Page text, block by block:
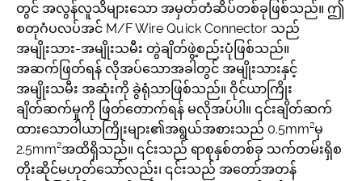
တွင် အလွန်လူသိများသော အမှတ်တံဆိပ်တစ်ခုဖြစ်သည်။ ဤ
စတုဂံပလပ်အင် M/F Wire Quick Connector သည်
အမျိုးသား-အမျိုးသမီး တွဲချိတ်ဖွဲ့စည်းပုံဖြစ်သည်။
အဆက်ဖြတ်ရန် လိုအပ်သောအခါတွင် အမျိုးသားနှင့်
အမျိုးသမီး အဆုံးကို ခွဲရုံသာဖြစ်သည်။ ဝိုင်ယာကြိုး
ချိတ်ဆက်မှုကို ဖြတ်တောက်ရန် မလိုအပ်ပါ။ ၎င်းချိတ်ဆက်
ထားသောဝါယာကြိုးများ၏အရွယ်အစားသည် 0.5mm²မှ
2.5mm²အထိရှိသည်။ ၎င်းသည် ရာစုနှစ်တစ်ခု သက်တမ်းရှိစ
တိုးဆိုင်မဟုတ်သော်လည်း၊ ၎င်းသည် အတော်အတန်